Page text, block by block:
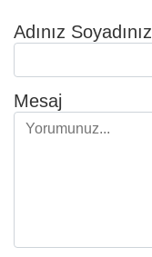
Adınız Soyadınız
Mesaj